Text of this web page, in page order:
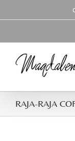
RAJA-RAJA